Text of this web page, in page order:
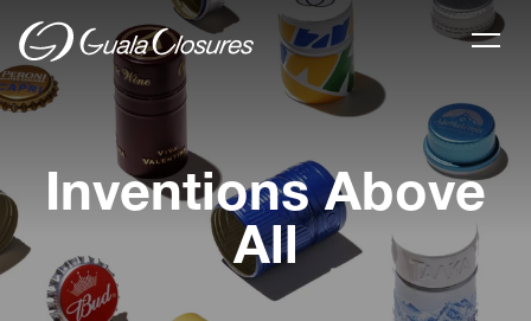
Inventions Above
All